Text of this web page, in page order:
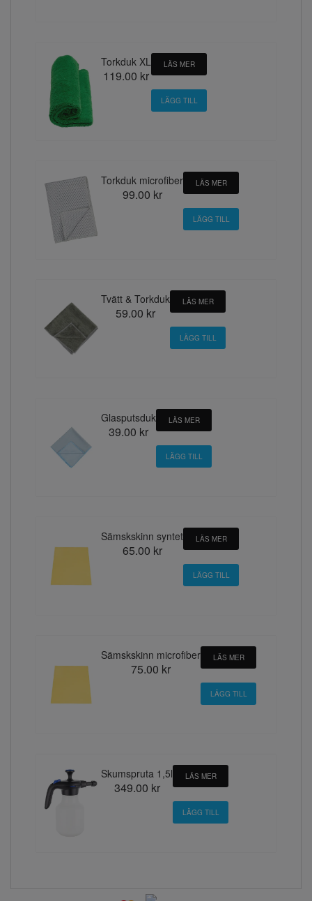
Torkduk XL
119.00 kr
LÄS MER
Torkduk microfiber
99.00 kr
LÄS MER
Tvätt & Torkduk
59.00 kr
LÄS MER
Glasputsduk
39.00 kr
LÄS MER
Sämskskinn syntet
65.00 kr
LÄS MER
Sämskskinn microfiber
75.00 kr
LÄS MER
Skumspruta 1,5l
349.00 kr
LÄS MER